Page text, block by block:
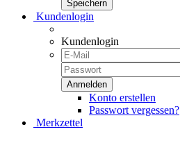
Kundenlogin
Kundenlogin
Konto erstellen
Passwort vergessen?
Merkzettel